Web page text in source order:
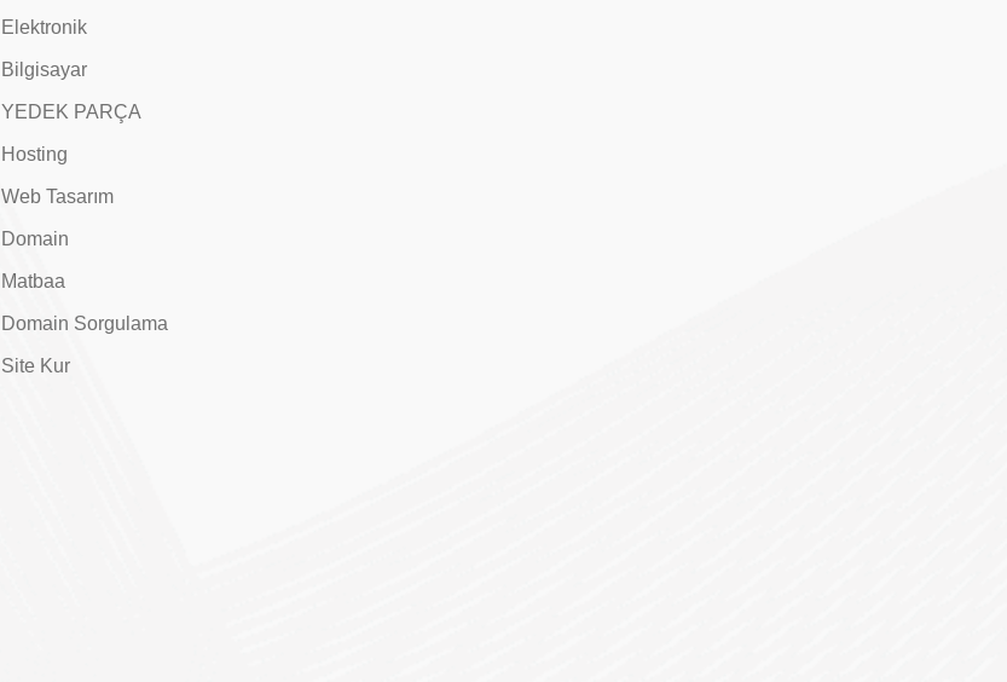
Elektronik
Bilgisayar
YEDEK PARÇA
Hosting
Web Tasarım
Domain
Matbaa
Domain Sorgulama
Site Kur